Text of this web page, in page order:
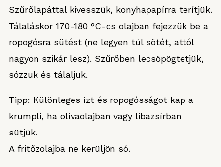
Szűrőlapáttal kivesszük, konyhapapírra terítjük.
Tálaláskor 170-180 °C-os olajban fejezzük be a
ropogósra sütést (ne legyen túl sötét, attól
nagyon szikár lesz). Szűrőben lecsöpögtetjük,
sózzuk és tálaljuk.
Tipp: Különleges ízt és ropogósságot kap a
krumpli, ha olívaolajban vagy libazsírban
sütjük.
A fritőzolajba ne kerüljön só.